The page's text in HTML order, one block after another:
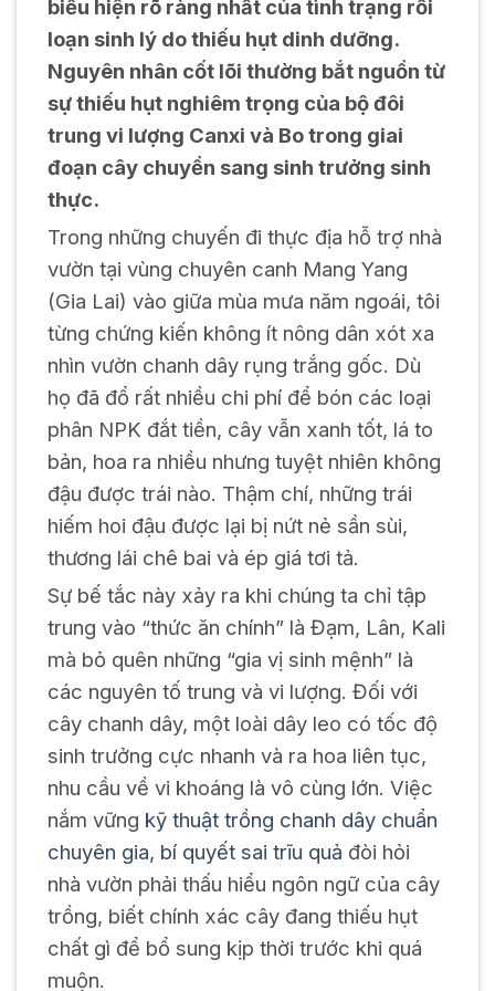
biểu hiện rõ ràng nhất của tình trạng rối
loạn sinh lý do thiếu hụt dinh dưỡng.
Nguyên nhân cốt lõi thường bắt nguồn từ
sự thiếu hụt nghiêm trọng của bộ đôi
trung vi lượng Canxi và Bo trong giai
đoạn cây chuyển sang sinh trưởng sinh
thực.
Trong những chuyến đi thực địa hỗ trợ nhà
vườn tại vùng chuyên canh Mang Yang
(Gia Lai) vào giữa mùa mưa năm ngoái, tôi
từng chứng kiến không ít nông dân xót xa
nhìn vườn chanh dây rụng trắng gốc. Dù
họ đã đổ rất nhiều chi phí để bón các loại
phân NPK đắt tiền, cây vẫn xanh tốt, lá to
bản, hoa ra nhiều nhưng tuyệt nhiên không
đậu được trái nào. Thậm chí, những trái
hiếm hoi đậu được lại bị nứt nẻ sần sùi,
thương lái chê bai và ép giá tơi tả.
Sự bế tắc này xảy ra khi chúng ta chỉ tập
trung vào “thức ăn chính” là Đạm, Lân, Kali
mà bỏ quên những “gia vị sinh mệnh” là
các nguyên tố trung và vi lượng. Đối với
cây chanh dây, một loài dây leo có tốc độ
sinh trưởng cực nhanh và ra hoa liên tục,
nhu cầu về vi khoáng là vô cùng lớn. Việc
nắm vững kỹ thuật trồng chanh dây chuẩn
chuyên gia, bí quyết sai trĩu quả đòi hỏi
nhà vườn phải thấu hiểu ngôn ngữ của cây
trồng, biết chính xác cây đang thiếu hụt
chất gì để bổ sung kịp thời trước khi quá
muộn.